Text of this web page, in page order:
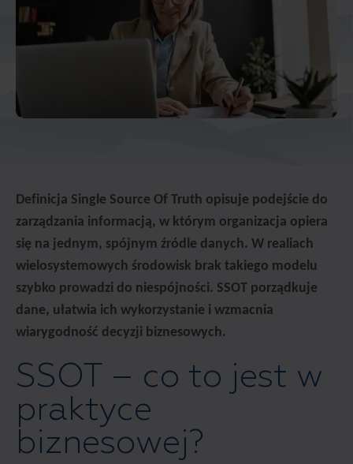
Definicja Single Source Of Truth opisuje podejście do
zarządzania informacją, w którym organizacja opiera
się na jednym, spójnym źródle danych. W realiach
wielosystemowych środowisk brak takiego modelu
szybko prowadzi do niespójności. SSOT porządkuje
dane, ułatwia ich wykorzystanie i wzmacnia
wiarygodność decyzji biznesowych.
SSOT – co to jest w
praktyce
biznesowej?